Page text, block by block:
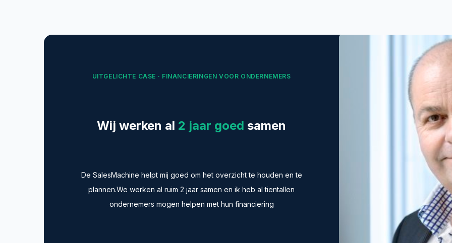
UITGELICHTE CASE · FINANCIERINGEN VOOR ONDERNEMERS
Wij werken al 2 jaar goed samen
De SalesMachine helpt mij goed om het overzicht te houden en te
plannen.We werken al ruim 2 jaar samen en ik heb al tientallen
ondernemers mogen helpen met hun financiering